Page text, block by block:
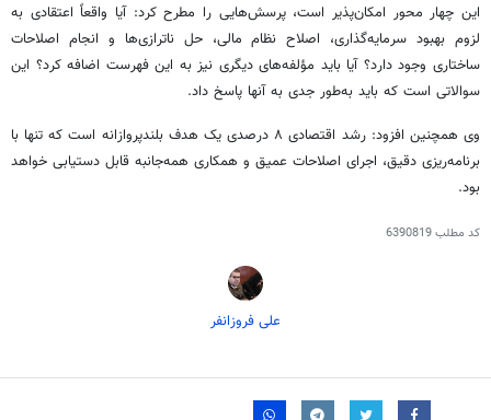
این چهار محور امکان‌پذیر است، پرسش‌هایی را مطرح کرد: آیا واقعاً اعتقادی به
لزوم بهبود سرمایه‌گذاری، اصلاح نظام مالی، حل ناترازی‌ها و انجام اصلاحات
ساختاری وجود دارد؟ آیا باید مؤلفه‌های دیگری نیز به این فهرست اضافه کرد؟ این
سوالاتی است که باید به‌طور جدی به آنها پاسخ داد.
وی همچنین افزود: رشد اقتصادی ۸ درصدی یک هدف بلندپروازانه است که تنها با
برنامه‌ریزی دقیق، اجرای اصلاحات عمیق و همکاری همه‌جانبه قابل دستیابی خواهد
بود.
کد مطلب6390819
علی فروزانفر